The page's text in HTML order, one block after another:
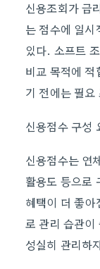
신용조회가 금
는 점수에 일
있다. 소프트
비교 목적에
기 전에는 필
신용점수 구성
신용점수는 연
활용도 등으로
혜택이 더 좋
로 관리 습관
성실히 관리하